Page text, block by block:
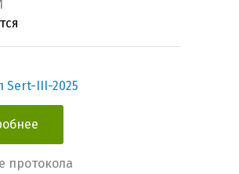
Sert-III-2025
протокола